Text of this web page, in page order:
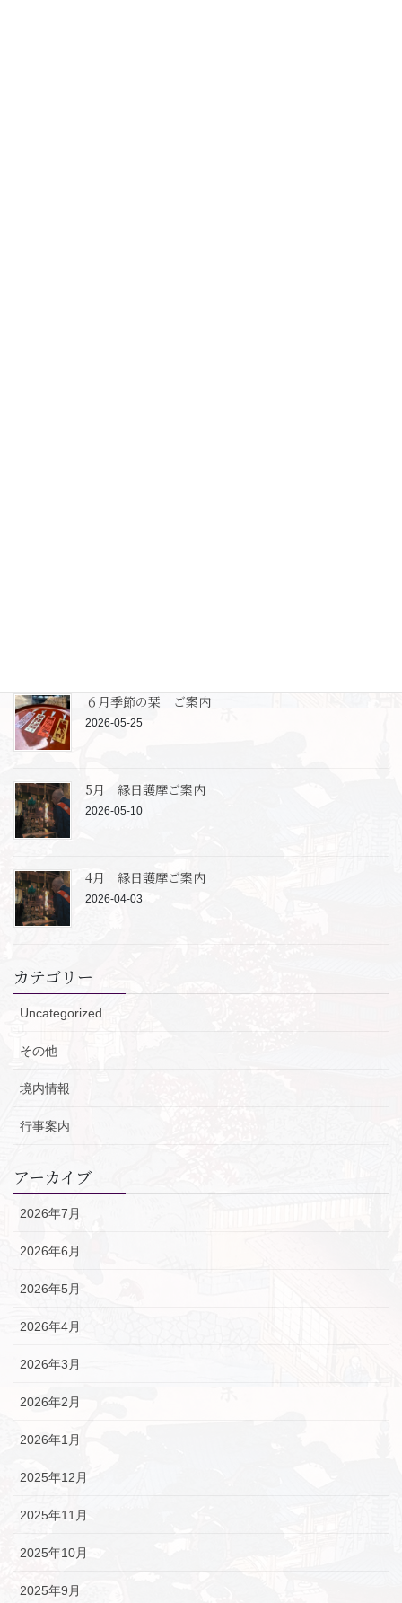
６月季節の栞 ご案内
2026-05-25
5月 縁日護摩ご案内
2026-05-10
4月 縁日護摩ご案内
2026-04-03
カテゴリー
Uncategorized
その他
境内情報
行事案内
アーカイブ
2026年7月
2026年6月
2026年5月
2026年4月
2026年3月
2026年2月
2026年1月
2025年12月
2025年11月
2025年10月
2025年9月